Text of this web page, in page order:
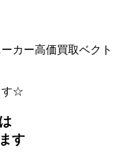
カー高価買取ベクト
す☆
は
す